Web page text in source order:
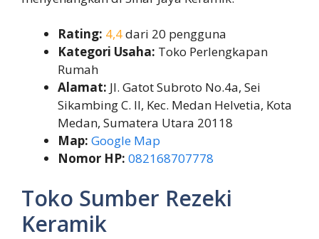
Rating: 4,4dari 20 pengguna
Kategori Usaha: Toko Perlengkapan
Rumah
Alamat: Jl. Gatot Subroto No.4a, Sei
Sikambing C. II, Kec. Medan Helvetia, Kota
Medan, Sumatera Utara 20118
Map: Google Map
Nomor HP: 082168707778
Toko Sumber Rezeki
Keramik